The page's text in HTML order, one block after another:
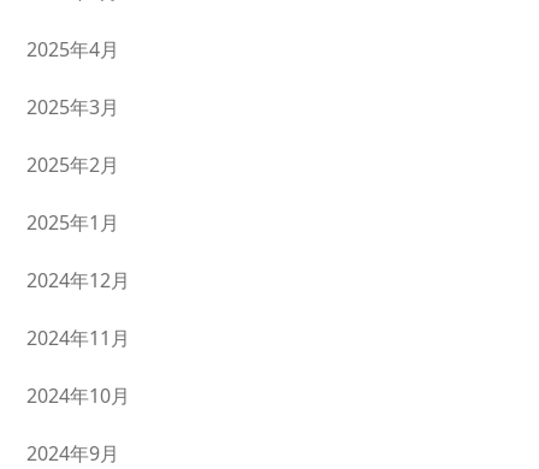
2025年4月
2025年3月
2025年2月
2025年1月
2024年12月
2024年11月
2024年10月
2024年9月